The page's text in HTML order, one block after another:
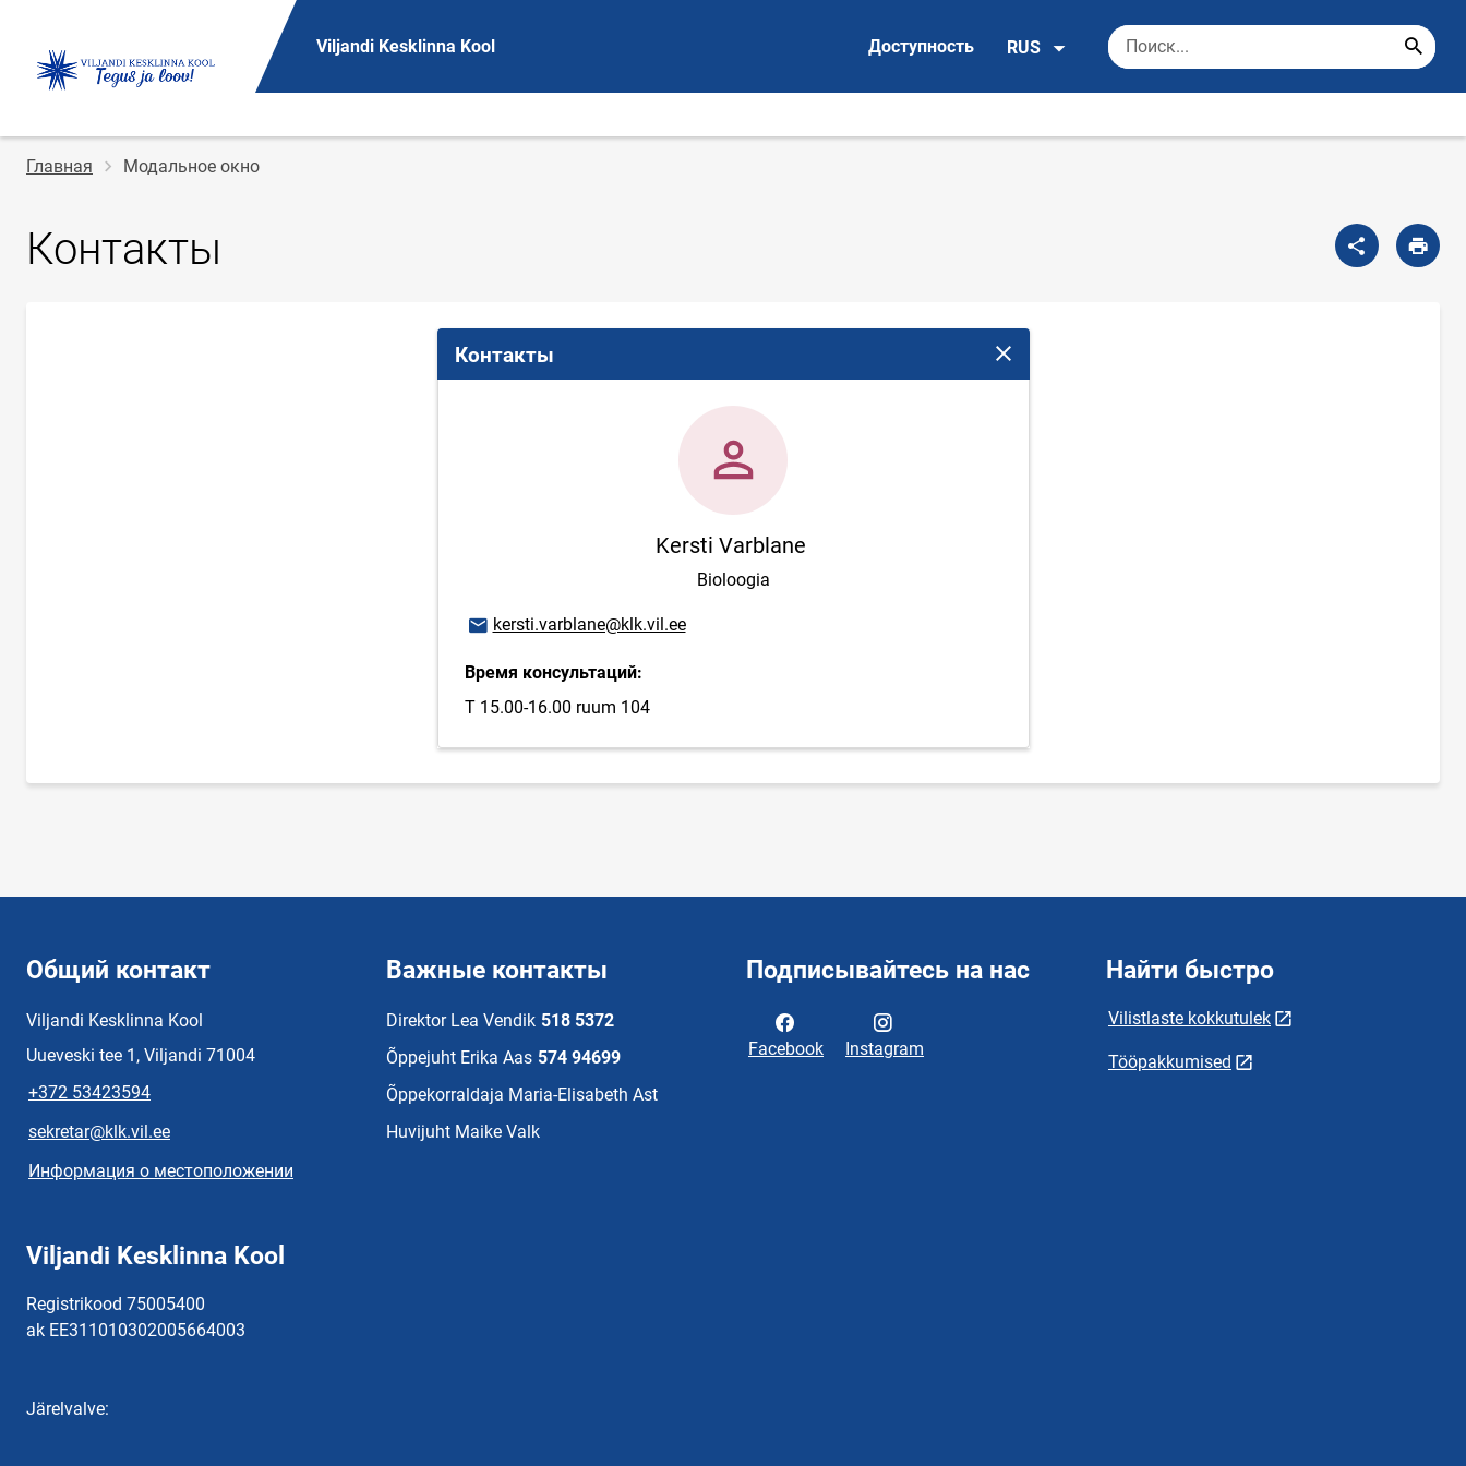
Viljandi Kesklinna Kool Доступность RUS
Строка
Главная Модальное окно
Контакты
Контакты Закрыть модальное окно
Kersti Varblane
Bioloogia
E-mail адрес
kersti.varblane@klk.vil.ee
Время консультаций:
T 15.00-16.00 ruum 104
Общий контакт
Viljandi Kesklinna Kool
Uueveski tee 1, Viljandi 71004
+372 53423594
sekretar@klk.vil.ee
Информация о местоположении
Важные контакты
Direktor Lea Vendik 518 5372
Õppejuht Erika Aas 574 94699
Õppekorraldaja Maria-Elisabeth Ast
Huvijuht Maike Valk
Подписывайтесь на нас
Facebook Instagram
Найти быстро
Vilistlaste kokkutulek
Tööpakkumised
Viljandi Kesklinna Kool
Registrikood 75005400
ak EE311010302005664003
Järelvalve: